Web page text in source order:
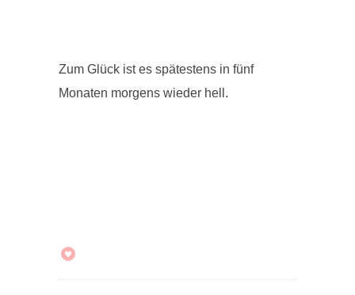
Zum Glück ist es spätestens in fünf
Monaten morgens wieder hell.